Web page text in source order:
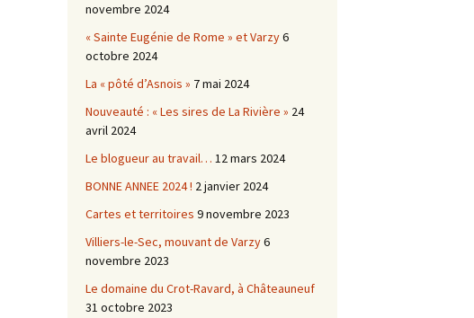
novembre 2024
« Sainte Eugénie de Rome » et Varzy6
octobre 2024
La « pôté d’Asnois » 7 mai 2024
Nouveauté : « Les sires de La Rivière » 24
avril 2024
Le blogueur au travail… 12 mars 2024
BONNE ANNEE 2024 ! 2 janvier 2024
Cartes et territoires 9 novembre 2023
Villiers-le-Sec, mouvant de Varzy6
novembre 2023
Le domaine du Crot-Ravard, à Châteauneuf
31 octobre 2023